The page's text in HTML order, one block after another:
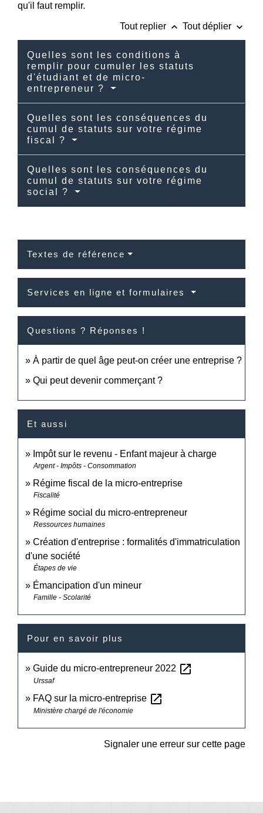
qu'il faut remplir.
Tout replier keyboard_arrow_up Tout déplier keyboard_arrow_down
Quelles sont les conditions à
remplir pour cumuler les statuts
d'étudiant et de micro-
entrepreneur ?
Quelles sont les conséquences du
cumul de statuts sur votre régime
fiscal ?
Quelles sont les conséquences du
cumul de statuts sur votre régime
social ?
Textes de référence
Services en ligne et formulaires
Questions ? Réponses !
À partir de quel âge peut-on créer une entreprise ?
Qui peut devenir commerçant ?
Et aussi
Impôt sur le revenu - Enfant majeur à charge
Argent - Impôts - Consommation
Régime fiscal de la micro-entreprise
Fiscalité
Régime social du micro-entrepreneur
Ressources humaines
Création d'entreprise : formalités d'immatriculation
d'une société
Étapes de vie
Émancipation d'un mineur
Famille - Scolarité
Pour en savoir plus
Guide du micro-entrepreneur 2022 open_in_new
Urssaf
FAQ sur la micro-entreprise open_in_new
Ministère chargé de l'économie
Signaler une erreur sur cette page